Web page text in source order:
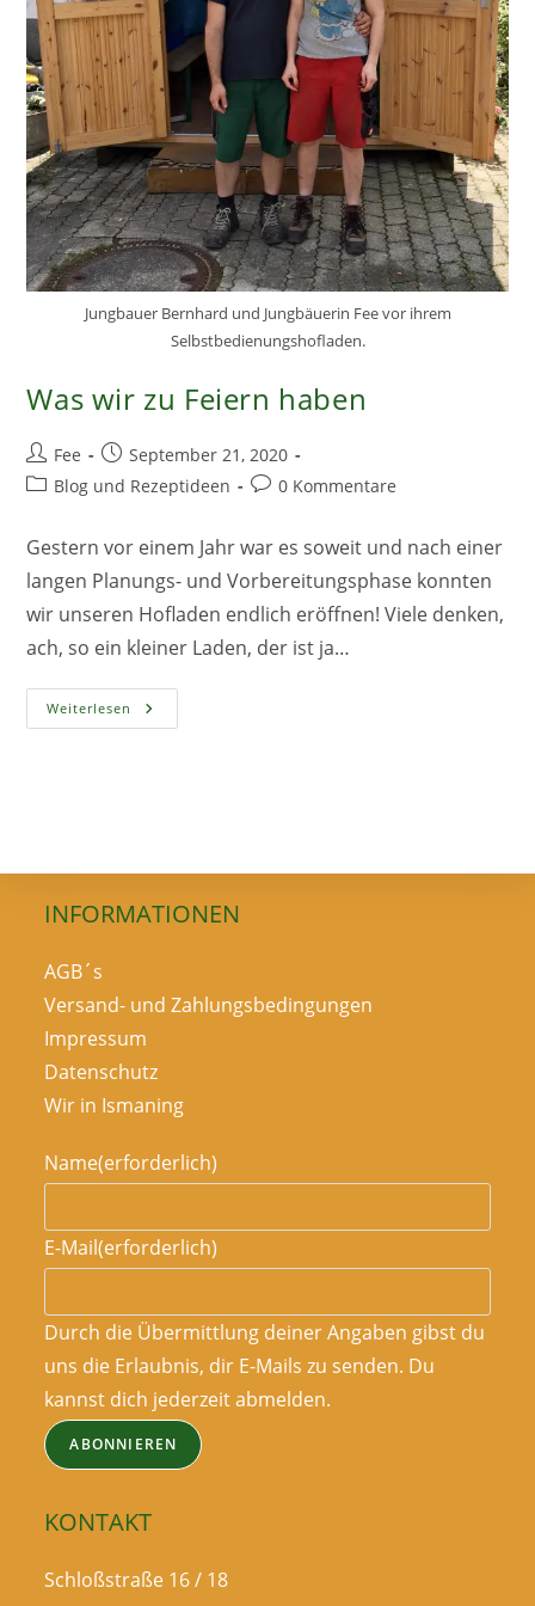
Jungbauer Bernhard und Jungbäuerin Fee vor ihrem
Selbstbedienungshofladen.
Was wir zu Feiern haben
Beitrags-
Autor:
Fee
Beitrag
veröffentlicht:
September 21, 2020
Beitrags-
Blog und Rezeptideen
Beitrags-
0 Kommentare
Gestern vor einem Jahr war es soweit und nach einer
langen Planungs- und Vorbereitungsphase konnten
wir unseren Hofladen endlich eröffnen! Viele denken,
ach, so ein kleiner Laden, der ist ja…
Weiterlesen Was
Wir
INFORMATIONEN
AGB´s
Versand- und Zahlungsbedingungen
Impressum
Datenschutz
Wir in Ismaning
Name(erforderlich)
E-Mail(erforderlich)
Durch die Übermittlung deiner Angaben gibst du
uns die Erlaubnis, dir E-Mails zu senden. Du
kannst dich jederzeit abmelden.
ABONNIEREN
KONTAKT
Schloßstraße 16 / 18